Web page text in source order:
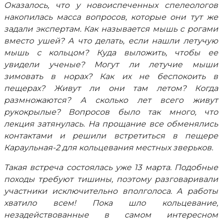
Оказалось, что у новоиспеченных спелеологов
накопилась масса вопросов, которые они тут же
задали экспертам. Как называется мышь с рогами
вместо ушей? А что делать, если нашли летучую
мышь с кольцом? Куда выложить, чтобы ее
увидели ученые? Могут ли летучие мыши
зимовать в норах? Как их не беспокоить в
пещерах? Живут ли они там летом? Когда
размножаются? А сколько лет всего живут
рукокрылые? Вопросов было так много, что
лекция затянулась. На прощание все обменялись
контактами и решили встретиться в пещере
Караульная-2 для кольцевания местных зверьков.
Такая встреча состоялась уже 13 марта. Подобные
походы требуют тишины, поэтому разговаривали
участники исключительно вполголоса. А работы
хватило всем! Пока шло кольцевание,
незадействованные в самом интересном